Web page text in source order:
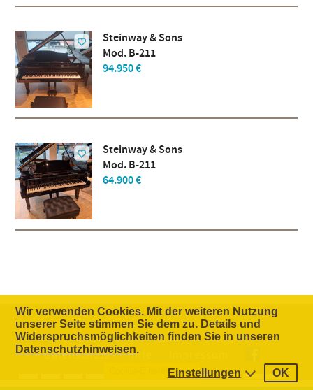
Steinway & Sons
Mod. B-211
94.950 €
Steinway & Sons
Mod. B-211
64.900 €
Die Idee Unternehmen
Kontakt
Datenschutz
Hilfe
Cookie-Einstellungen
Wir verwenden Cookies. Mit der weiteren Nutzung
unserer Seite stimmen Sie dem zu. Details und
Widerspruchsmöglichkeiten finden Sie in unseren
Datenschutzhinweisen.
Einstellungen
OK